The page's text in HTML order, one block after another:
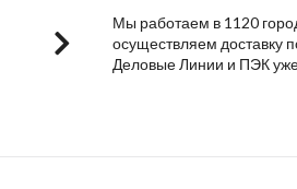
Мы работаем в 1120
осуществляем доставку
Деловые Линии и ПЭК